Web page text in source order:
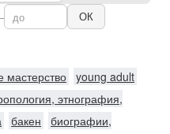
ОК
мастерство young adult
этнография,
бакен
биографии,